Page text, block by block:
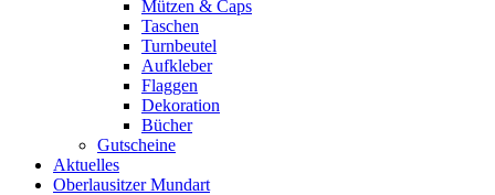
Mützen & Caps
Taschen
Turnbeutel
Aufkleber
Flaggen
Dekoration
Bücher
Gutscheine
Aktuelles
Oberlausitzer Mundart